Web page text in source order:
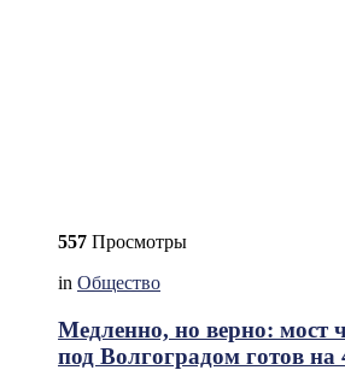
557 Просмотры
in Общество
Медленно, но верно: мост
под Волгоградом готов на